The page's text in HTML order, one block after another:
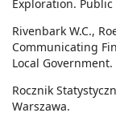
Exploration.
Rivenbark W.C.,
Communicating
Local
Rocznik
Warszawa.